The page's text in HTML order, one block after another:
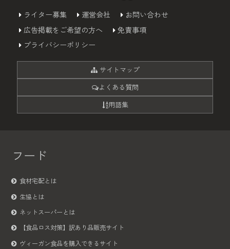
ライター募集 運営会社
お問い合わせ
広告掲載をご希望の方へ
免責事項
プライバシーポリシー
サイトマップ
よくある質問
用語集
フード
食材宅配とは
生協とは
ネットスーパーとは
【食品ロス対策】訳あり品販売サイト
ヴィーガン食品を購入できるサイト